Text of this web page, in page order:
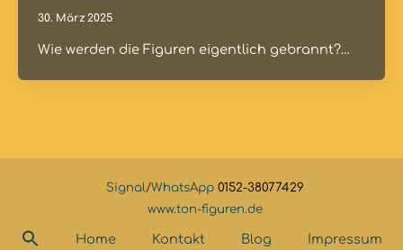
30. März 2025
Wie werden die Figuren eigentlich gebrannt?…
Signal/WhatsApp 0152-38077429
www.ton-figuren.de
Home Kontakt Blog Impressum